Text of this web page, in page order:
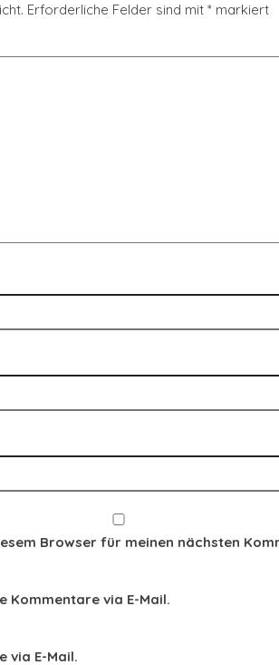
Erforderliche Felder sind mit * markiert
Browser für meinen nächsten
Kommentare via E-Mail.
via E-Mail.